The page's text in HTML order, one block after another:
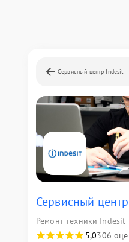
Сервисный центр Indesit
Сервисный
Ремонт техники Indesit
5,0306